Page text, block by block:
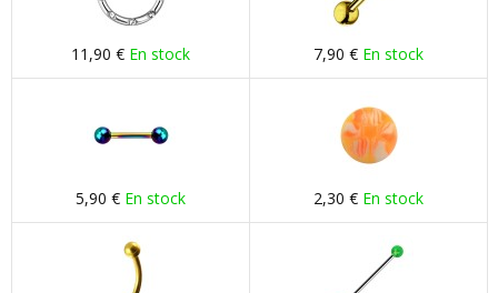
11,90 € En stock 7,90 € En stock
5,90 € En stock 2,30 € En stock